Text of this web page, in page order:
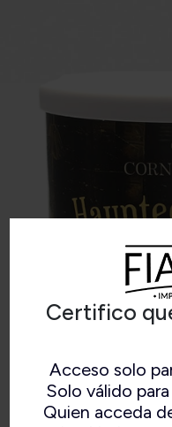
Certifico
Acceso solo
Solo válido
Quien acceda